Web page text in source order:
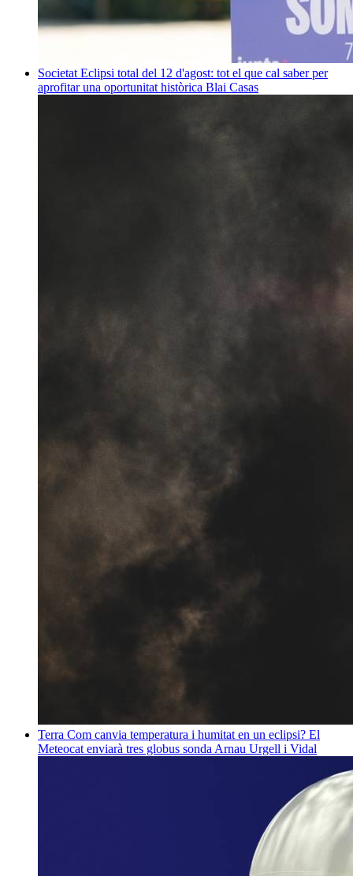
Societat Eclipsi total del 12 d'agost: tot el que cal saber per
aprofitar una oportunitat històrica Blai Casas
Terra Com canvia temperatura i humitat en un eclipsi? El
Meteocat enviarà tres globus sonda Arnau Urgell i Vidal